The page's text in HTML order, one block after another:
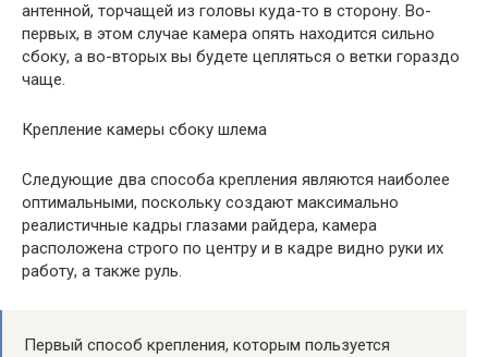
антенной, торчащей из головы куда-то в сторону. Во-
первых, в этом случае камера опять находится сильно
сбоку, а во-вторых вы будете цепляться о ветки гораздо
чаще.
Крепление камеры сбоку шлема
Следующие два способа крепления являются наиболее
оптимальными, поскольку создают максимально
реалистичные кадры глазами райдера, камера
расположена строго по центру и в кадре видно руки их
работу, а также руль.
Первый способ крепления, которым пользуется